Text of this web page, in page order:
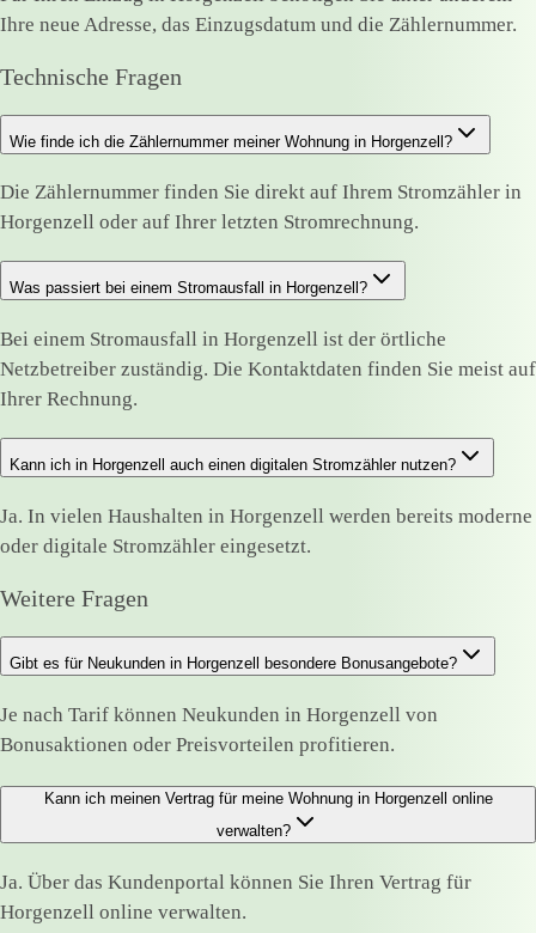
Ihre neue Adresse, das Einzugsdatum und die Zählernummer.
Technische Fragen
Wie finde ich die Zählernummer meiner Wohnung in Horgenzell?
Die Zählernummer finden Sie direkt auf Ihrem Stromzähler in
Horgenzell oder auf Ihrer letzten Stromrechnung.
Was passiert bei einem Stromausfall in Horgenzell?
Bei einem Stromausfall in Horgenzell ist der örtliche
Netzbetreiber zuständig. Die Kontaktdaten finden Sie meist auf
Ihrer Rechnung.
Kann ich in Horgenzell auch einen digitalen Stromzähler nutzen?
Ja. In vielen Haushalten in Horgenzell werden bereits moderne
oder digitale Stromzähler eingesetzt.
Weitere Fragen
Gibt es für Neukunden in Horgenzell besondere Bonusangebote?
Je nach Tarif können Neukunden in Horgenzell von
Bonusaktionen oder Preisvorteilen profitieren.
Kann ich meinen Vertrag für meine Wohnung in Horgenzell online
verwalten?
Ja. Über das Kundenportal können Sie Ihren Vertrag für
Horgenzell online verwalten.